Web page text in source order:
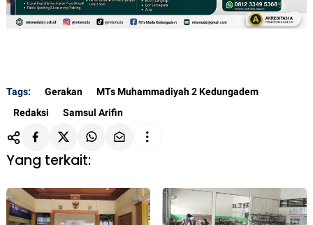
Tags: Gerakan
MTs Muhammadiyah 2 Kedungadem
Redaksi
Samsul Arifin
Yang terkait: